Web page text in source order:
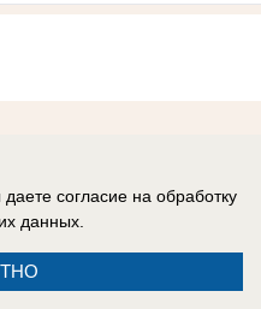
Информация
согласие на обработку
данных.